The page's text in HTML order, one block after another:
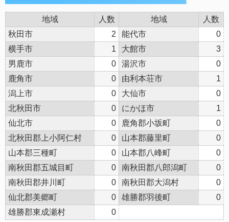
地域 人数 地域
人数
秋田市
2 能代市
0
横手市
1 大館市
3
男鹿市
0 湯沢市
0
鹿角市
0 由利本荘市
1
潟上市
0 大仙市
0
北秋田市
0 にかほ市
1
仙北市
0 鹿角郡小坂町
0
北秋田郡上小阿仁村
0 山本郡藤里町
0
山本郡三種町
0 山本郡八峰町
0
南秋田郡五城目町
0 南秋田郡八郎潟町
0
南秋田郡井川町
0 南秋田郡大潟村
0
仙北郡美郷町
0 雄勝郡羽後町
0
雄勝郡東成瀬村
0